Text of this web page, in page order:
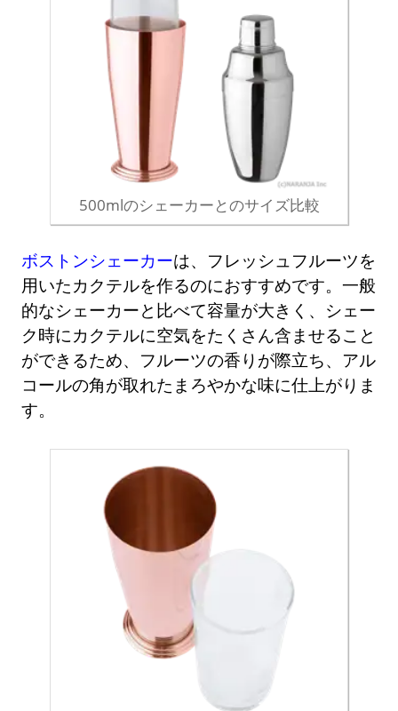
500mlのシェーカーとのサイズ比較
ボストンシェーカーは、フレッシュフルーツを
用いたカクテルを作るのにおすすめです。一般
的なシェーカーと比べて容量が大きく、シェー
ク時にカクテルに空気をたくさん含ませること
ができるため、フルーツの香りが際立ち、アル
コールの角が取れたまろやかな味に仕上がりま
す。